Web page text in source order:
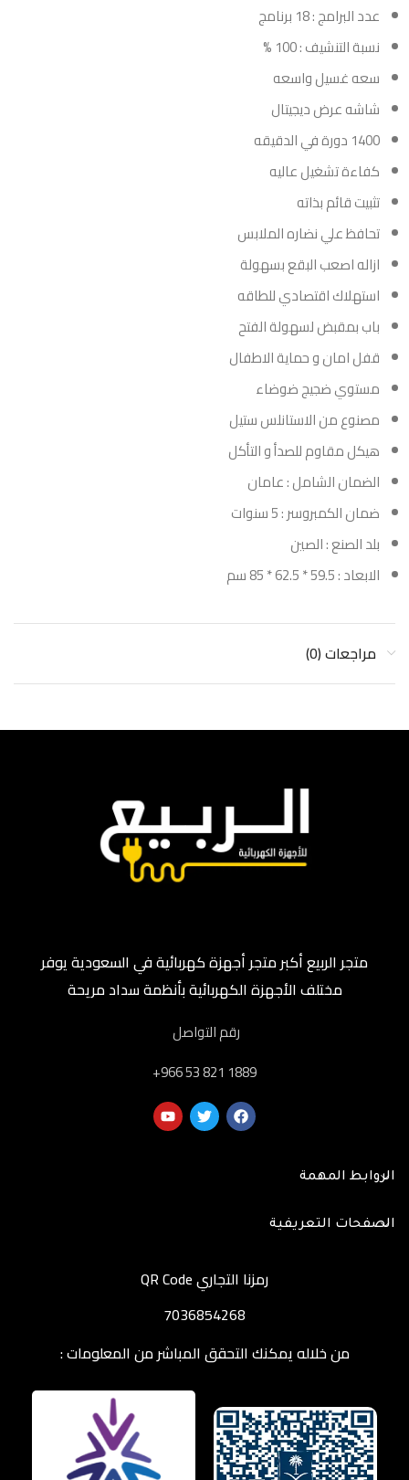
عدد البرامج : 18 برنامج
نسبة التنشيف : 100 %
سعه غسيل واسعه
شاشه عرض ديجيتال
1400 دورة في الدقيقه
كفاءة تشغيل عاليه
تثبيت قائم بذاته
تحافظ علي نضاره الملابس
ازاله اصعب البقع بسهولة
استهلاك اقتصادي للطاقه
باب بمقبض لسهولة الفتح
قفل امان و حماية الاطفال
مستوي ضجيج ضوضاء
مصنوع من الاستانلس ستيل
هيكل مقاوم للصدأ و التأكل
الضمان الشامل : عامان
ضمان الكمبروسر : 5 سنوات
بلد الصنع : الصين
الابعاد : 59.5 * 62.5 * 85 سم
مراجعات (0)
متجر الربيع أكبر متجر أجهزة كهربائية في السعودية يوفر
مختلف الأجهزة الكهربائية بأنظمة سداد مريحة
رقم التواصل
‎+966 53 821 1889
الروابط المهمة
الصفحات التعريفية
رمزنا التجاري QR Code
7036854268
من خلاله يمكنك التحقق المباشر من المعلومات :